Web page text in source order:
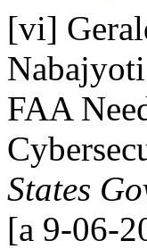
[vi]
FAA
States
[a 9-06-